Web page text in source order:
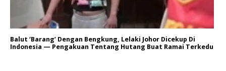
Balut ‘Barang’ Dengan Bengkung, Lelaki Johor Dicekup Di
Indonesia — Pengakuan Tentang Hutang Buat Ramai Terkedu